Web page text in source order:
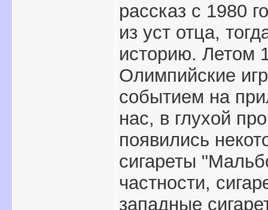
рассказ с 1980
из уст отца,
историю. Летом
Олимпийские
событием на
нас, в глухой
появились
сигареты
частности,
западные